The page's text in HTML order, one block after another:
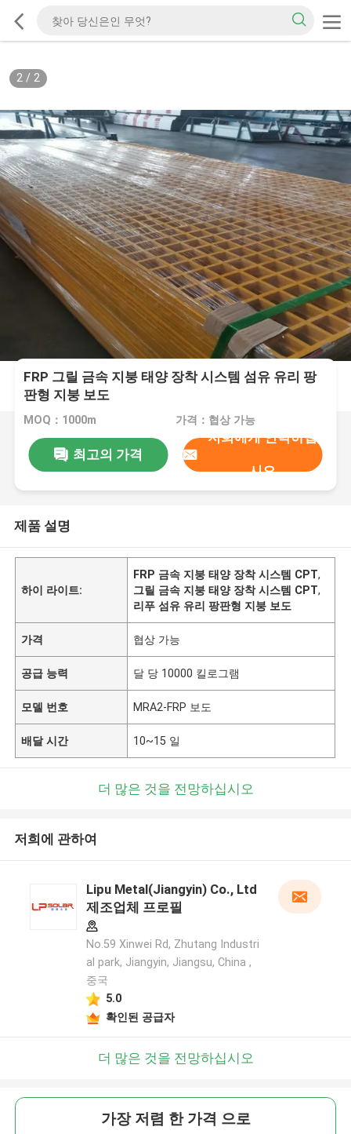
2/ 2
FRP 그릴 금속 지붕 태양 장착 시스템 섬유 유리 팡
판형 지붕 보도
MOQ：1000m 가격：협상 가능
최고의 가격
저희에게 연락하십
시오
제품 설명
하이 라이트:
FRP 금속 지붕 태양 장착 시스템 CPT,
그릴 금속 지붕 태양 장착 시스템 CPT,
리푸 섬유 유리 팡판형 지붕 보도
가격 협상 가능
공급 능력 달 당 10000 킬로그램
모델 번호 MRA2-FRP 보도
배달 시간 10~15 일
더 많은 것을 전망하십시오
저희에 관하여
Lipu Metal(Jiangyin) Co., Ltd
제조업체 프로필
No.59 Xinwei Rd, Zhutang Industri
al park, Jiangyin, Jiangsu, China ,
중국
5.0
확인된 공급자
더 많은 것을 전망하십시오
가장 저렴 한 가격 으로